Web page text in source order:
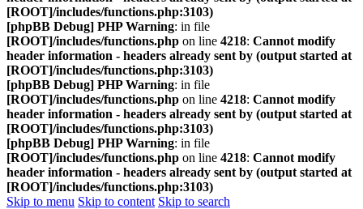
[ROOT]/includes/functions.php:3103)
[phpBB Debug] PHP Warning: in file
[ROOT]/includes/functions.php on line 4218: Cannot modify
header information - headers already sent by (output started at
[ROOT]/includes/functions.php:3103)
[phpBB Debug] PHP Warning: in file
[ROOT]/includes/functions.php on line 4218: Cannot modify
header information - headers already sent by (output started at
[ROOT]/includes/functions.php:3103)
[phpBB Debug] PHP Warning: in file
[ROOT]/includes/functions.php on line 4218: Cannot modify
header information - headers already sent by (output started at
[ROOT]/includes/functions.php:3103)
Skip to menu Skip to content Skip to search